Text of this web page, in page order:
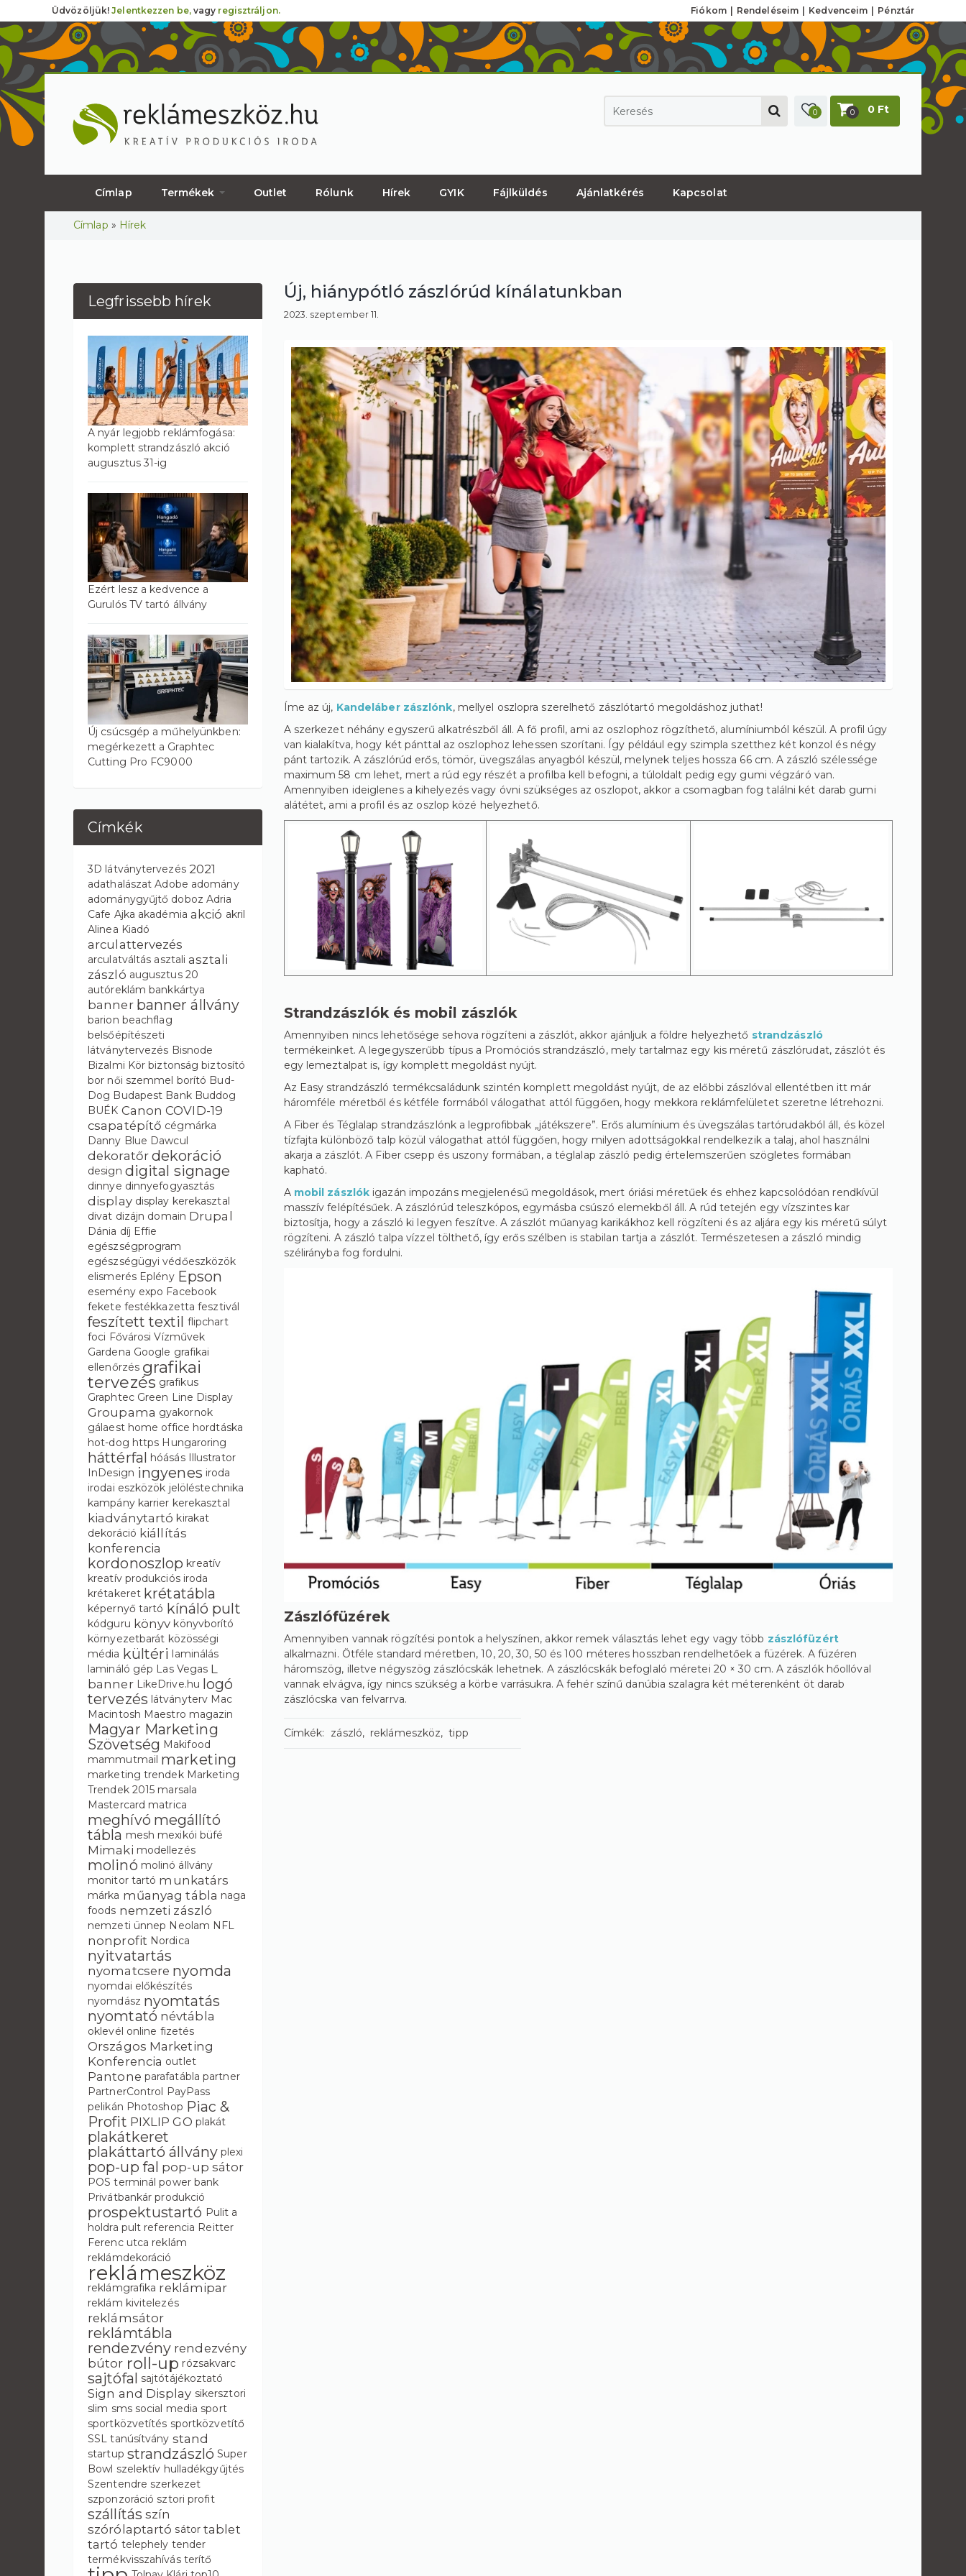
Üdvözöljük!Jelentkezzen be,vagy regisztráljon. Fiókom Rendeléseim Kedvenceim Pénztár
0 0 0 Ft
Címlap Termékek Outlet Rólunk Hírek GYIK Fájlküldés Ajánlatkérés Kapcsolat
Jelenlegi hely
Címlap » Hírek
Legfrissebb hírek
A nyár legjobb reklámfogása:
komplett strandzászló akció
augusztus 31-ig
Ezért lesz a kedvence a
Gurulós TV tartó állvány
Új csúcsgép a műhelyünkben:
megérkezett a Graphtec
Cutting Pro FC9000
Címkék
3D látványtervezés 2021
adathalászat Adobe adomány
adománygyűjtő doboz Adria
Cafe Ajka akadémia akció akril
Alinea Kiadó
arculattervezés
arculatváltás asztali asztali
zászló augusztus 20
autóreklám bankkártya
banner banner állvány
barion beachflag
belsőépítészeti
látványtervezés Bisnode
Bizalmi Kör biztonság biztosító
bor női szemmel borító Bud-
Dog Budapest Bank Buddog
BUÉK Canon COVID-19
csapatépítő cégmárka
Danny Blue Dawcul
dekoratőr dekoráció
design digital signage
dinnye dinnyefogyasztás
display display kerekasztal
divat dizájn domain Drupal
Dánia díj Effie
egészségprogram
egészségügyi védőeszközök
elismerés Eplény Epson
esemény expo Facebook
fekete festékkazetta fesztivál
feszített textil flipchart
foci Fővárosi Vízművek
Gardena Google grafikai
ellenőrzés grafikai
tervezés grafikus
Graphtec Green Line Display
Groupama gyakornok
gálaest home office hordtáska
hot-dog https Hungaroring
háttérfal hóásás Illustrator
InDesign ingyenes iroda
irodai eszközök jelöléstechnika
kampány karrier kerekasztal
kiadványtartó kirakat
dekoráció kiállítás
konferencia
kordonoszlop kreatív
kreatív produkciós iroda
krétakeret krétatábla
képernyő tartó kínáló pult
kódguru könyv könyvborító
környezetbarát közösségi
média kültéri laminálás
lamináló gép Las Vegas L
banner LikeDrive.hu logó
tervezés látványterv Mac
Macintosh Maestro magazin
Magyar Marketing
Szövetség Makifood
mammutmail marketing
marketing trendek Marketing
Trendek 2015 marsala
Mastercard matrica
meghívó megállító
tábla mesh mexikói büfé
Mimaki modellezés
molinó molinó állvány
monitor tartó munkatárs
márka műanyag tábla naga
foods nemzeti zászló
nemzeti ünnep Neolam NFL
nonprofit Nordica
nyitvatartás
nyomatcsere nyomda
nyomdai előkészítés
nyomdász nyomtatás
nyomtató névtábla
oklevél online fizetés
Országos Marketing
Konferencia outlet
Pantone parafatábla partner
PartnerControl PayPass
pelikán Photoshop Piac &
Profit PIXLIP GO plakát
plakátkeret
plakáttartó állvány plexi
pop-up fal pop-up sátor
POS terminál power bank
Privátbankár produkció
prospektustartó Pulit a
holdra pult referencia Reitter
Ferenc utca reklám
reklámdekoráció
reklámeszköz
reklámgrafika reklámipar
reklám kivitelezés
reklámsátor
reklámtábla
rendezvény rendezvény
bútor roll-up rózsakvarc
sajtófal sajtótájékoztató
Sign and Display sikersztori
slim sms social media sport
sportközvetítés sportközvetítő
SSL tanúsítvány stand
startup strandzászló Super
Bowl szelektív hulladékgyűjtés
Szentendre szerkezet
szponzoráció sztori profit
szállítás szín
szórólaptartó sátor tablet
tartó telephely tender
termékvisszahívás terítő
Új, hiánypótló zászlórúd kínálatunkban
2023. szeptember 11.
Íme az új, Kandeláber zászlónk, mellyel oszlopra szerelhető zászlótartó megoldáshoz juthat!
A szerkezet néhány egyszerű alkatrészből áll. A fő profil, ami az oszlophoz rögzíthető, alumíniumból készül. A profil úgy
van kialakítva, hogy két pánttal az oszlophoz lehessen szorítani. Így például egy szimpla szetthez két konzol és négy
pánt tartozik. A zászlórúd erős, tömör, üvegszálas anyagból készül, melynek teljes hossza 66 cm. A zászló szélessége
maximum 58 cm lehet, mert a rúd egy részét a profilba kell befogni, a túloldalt pedig egy gumi végzáró van.
Amennyiben ideiglenes a kihelyezés vagy óvni szükséges az oszlopot, akkor a csomagban fog találni két darab gumi
alátétet, ami a profil és az oszlop közé helyezhető.
Strandzászlók és mobil zászlók
Amennyiben nincs lehetősége sehova rögzíteni a zászlót, akkor ajánljuk a földre helyezhető strandzászló
termékeinket. A legegyszerűbb típus a Promóciós strandzászló, mely tartalmaz egy kis méretű zászlórudat, zászlót és
egy lemeztalpat is, így komplett megoldást nyújt.
Az Easy strandzászló termékcsaládunk szintén komplett megoldást nyújt, de az előbbi zászlóval ellentétben itt már
háromféle méretből és kétféle formából válogathat attól függően, hogy mekkora reklámfelületet szeretne létrehozni.
A Fiber és Téglalap strandzászlónk a legprofibbak „játékszere”. Erős alumínium és üvegszálas tartórudakból áll, és közel
tízfajta különböző talp közül válogathat attól függően, hogy milyen adottságokkal rendelkezik a talaj, ahol használni
akarja a zászlót. A Fiber csepp és uszony formában, a téglalap zászló pedig értelemszerűen szögletes formában
kapható.
A mobil zászlók igazán impozáns megjelenésű megoldások, mert óriási méretűek és ehhez kapcsolódóan rendkívül
masszív felépítésűek. A zászlórúd teleszkópos, egymásba csúszó elemekből áll. A rúd tetején egy vízszintes kar
biztosítja, hogy a zászló ki legyen feszítve. A zászlót műanyag karikákhoz kell rögzíteni és az aljára egy kis méretű súlyt
rögzíteni. A zászló talpa vízzel tölthető, így erős szélben is stabilan tartja a zászlót. Természetesen a zászló mindig
szélirányba fog fordulni.
Zászlófüzérek
Amennyiben vannak rögzítési pontok a helyszínen, akkor remek választás lehet egy vagy több zászlófüzért
alkalmazni. Ötféle standard méretben, 10, 20, 30, 50 és 100 méteres hosszban rendelhetőek a füzérek. A füzéren
háromszög, illetve négyszög zászlócskák lehetnek. A zászlócskák befoglaló méretei 20 × 30 cm. A zászlók hőollóval
vannak elvágva, így nincs szükség a körbe varrásukra. A fehér színű danúbia szalagra két méterenként öt darab
zászlócska van felvarrva.
Címkék: zászló reklámeszköz tipp